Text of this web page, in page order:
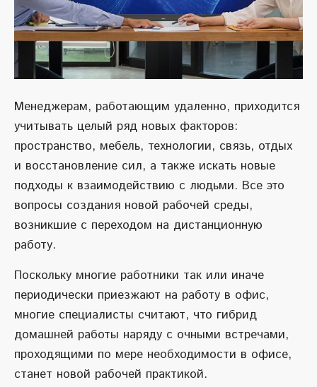
Менеджерам, работающим удаленно, приходится
учитывать целый ряд новых факторов:
пространство, мебель, технологии, связь, отдых
и восстановление сил, а также искать новые
подходы к взаимодействию с людьми. Все это
вопросы создания новой рабочей среды,
возникшие с переходом на дистанционную
работу.
Поскольку многие работники так или иначе
периодически приезжают на работу в офис,
многие специалисты считают, что гибрид
домашней работы наряду с очными встречами,
проходящими по мере необходимости в офисе,
станет новой рабочей практикой.